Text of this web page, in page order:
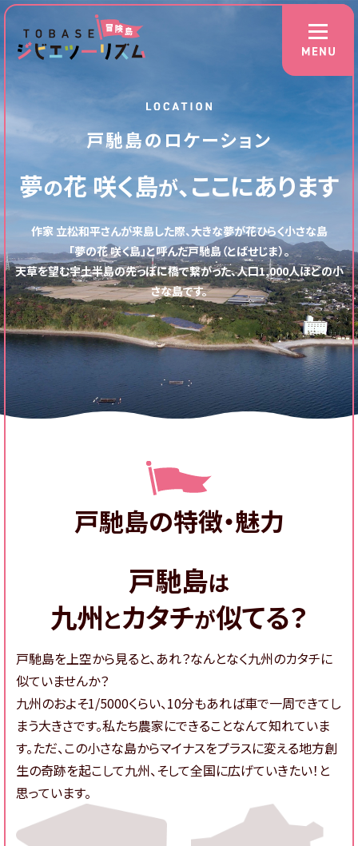
戸馳島のロケーション
夢の花 咲く島が、ここにあります
作家 立松和平さんが来島した際、大きな夢が花ひらく小さな島
「夢の花 咲く島」と呼んだ戸馳島（とばせじま）。
天草を望む宇土半島の先っぽに橋で繋がった、人口1,000人ほどの小
さな島です。
戸馳島の特徴・魅力
戸馳島は
九州とカタチが似てる？
戸馳島を上空から見ると、あれ？なんとなく九州のカタチに
似ていませんか？
九州のおよそ1/5000くらい、10分もあれば車で一周できてし
まう大きさです。私たち農家にできることなんて知れていま
す。ただ、この小さな島からマイナスをプラスに変える地方創
生の奇跡を起こして九州、そして全国に広げていきたい！と
思っています。